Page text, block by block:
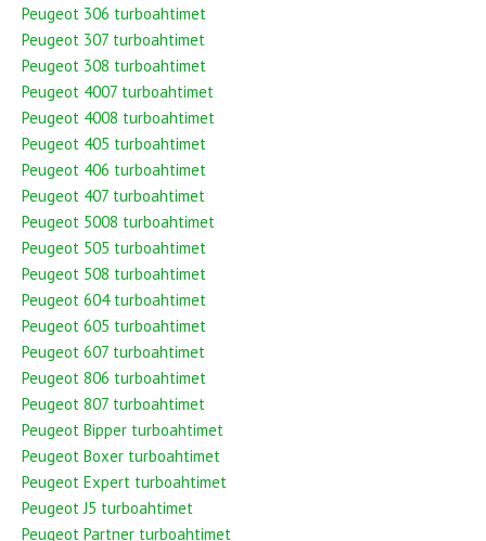
Peugeot 306 turboahtimet
Peugeot 307 turboahtimet
Peugeot 308 turboahtimet
Peugeot 4007 turboahtimet
Peugeot 4008 turboahtimet
Peugeot 405 turboahtimet
Peugeot 406 turboahtimet
Peugeot 407 turboahtimet
Peugeot 5008 turboahtimet
Peugeot 505 turboahtimet
Peugeot 508 turboahtimet
Peugeot 604 turboahtimet
Peugeot 605 turboahtimet
Peugeot 607 turboahtimet
Peugeot 806 turboahtimet
Peugeot 807 turboahtimet
Peugeot Bipper turboahtimet
Peugeot Boxer turboahtimet
Peugeot Expert turboahtimet
Peugeot J5 turboahtimet
Peugeot Partner turboahtimet